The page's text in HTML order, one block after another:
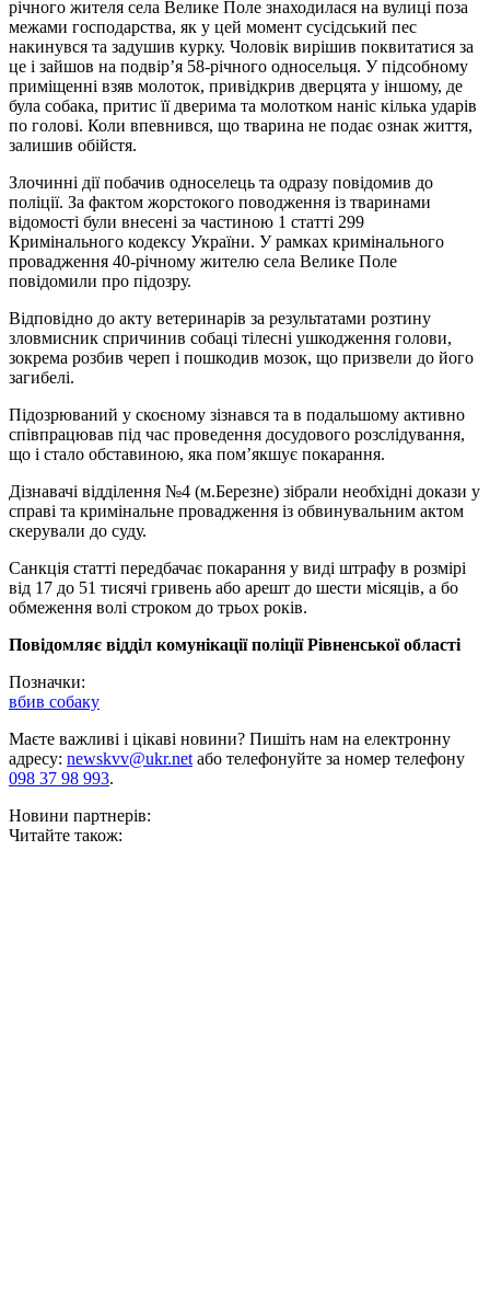
річного жителя села Велике Поле знаходилася на вулиці поза
межами господарства, як у цей момент сусідський пес
накинувся та задушив курку. Чоловік вирішив поквитатися за
це і зайшов на подвір’я 58-річного односельця. У підсобному
приміщенні взяв молоток, привідкрив дверцята у іншому, де
була собака, притис її дверима та молотком наніс кілька ударів
по голові. Коли впевнився, що тварина не подає ознак життя,
залишив обійстя.
Злочинні дії побачив односелець та одразу повідомив до
поліції. За фактом жорстокого поводження із тваринами
відомості були внесені за частиною 1 статті 299
Кримінального кодексу України. У рамках кримінального
провадження 40-річному жителю села Велике Поле
повідомили про підозру.
Відповідно до акту ветеринарів за результатами розтину
зловмисник спричинив собаці тілесні ушкодження голови,
зокрема розбив череп і пошкодив мозок, що призвели до його
загибелі.
Підозрюваний у скоєному зізнався та в подальшому активно
співпрацював під час проведення досудового розслідування,
що і стало обставиною, яка пом’якшує покарання.
Дізнавачі відділення №4 (м.Березне) зібрали необхідні докази у
справі та кримінальне провадження із обвинувальним актом
скерували до суду.
Санкція статті передбачає покарання у виді штрафу в розмірі
від 17 до 51 тисячі гривень або арешт до шести місяців, а бо
обмеження волі строком до трьох років.
Повідомляє відділ комунікації поліції Рівненської області
Позначки:
вбив собаку
Маєте важливі і цікаві новини? Пишіть нам на електронну
адресу: newskvv@ukr.netабо телефонуйте за номер телефону
098 37 98 993.
Новини партнерів:
Читайте також: